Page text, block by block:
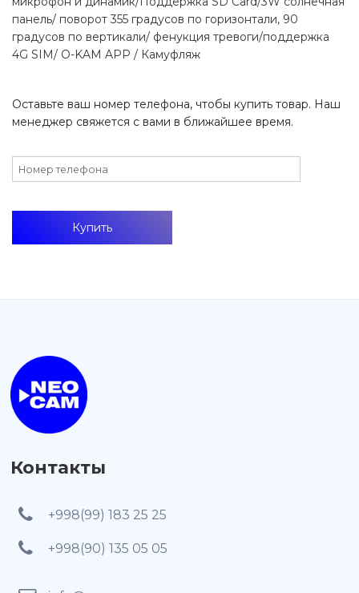
панель/ поворот 355 градусов по горизонтали, 90
градусов по вертикали/ фенукция тревоги/поддержка
4G SIM/ O-KAM APP / Камуфляж
Оставьте ваш номер телефона, чтобы купить товар. Наш
менеджер свяжется с вами в ближайшее время.
Контакты
+998(99) 183 25 25
+998(90) 135 05 05